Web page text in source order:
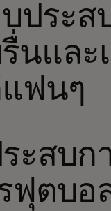
ประส
นและ
ฟนๆ
ะสบก
ฟุตบอ